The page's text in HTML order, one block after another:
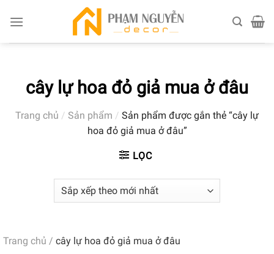
cây lự hoa đỏ giả mua ở đâu
Trang chủ / Sản phẩm / Sản phẩm được gắn thẻ “cây lự
hoa đỏ giả mua ở đâu”
LỌC
Trang chủ / cây lự hoa đỏ giả mua ở đâu